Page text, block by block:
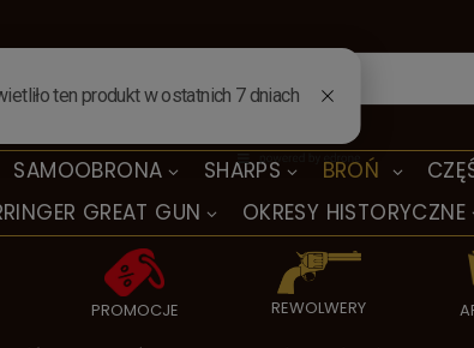
SAMOOBRONA SHARPS BROŃ
GREAT GUN
OKRESY HISTORYCZNE
PROMOCJE REWOLWERY